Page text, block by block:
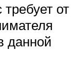
от
данной